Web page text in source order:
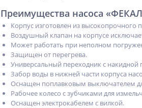
Преимущества насоса
Корпус изготовлен из высокопрочного
Воздушный клапан на корпусе
Может работать при неполном
Защищен от перегрева.
Универсальный переходник с
Забор воды в нижней части корпуса
Оснащен поплавковым выключателем
Рабочее колесо с зубчиками для
Оснащен электрокабелем с вилкой.